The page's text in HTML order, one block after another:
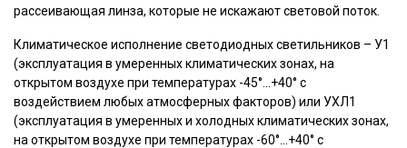
рассеивающая линза, которые не искажают световой поток.
Климатическое исполнение светодиодных светильников – У1
(эксплуатация в умеренных климатических зонах, на
открытом воздухе при температурах -45°…+40° с
воздействием любых атмосферных факторов) или УХЛ1
(эксплуатация в умеренных и холодных климатических зонах,
на открытом воздухе при температурах -60°…+40° с